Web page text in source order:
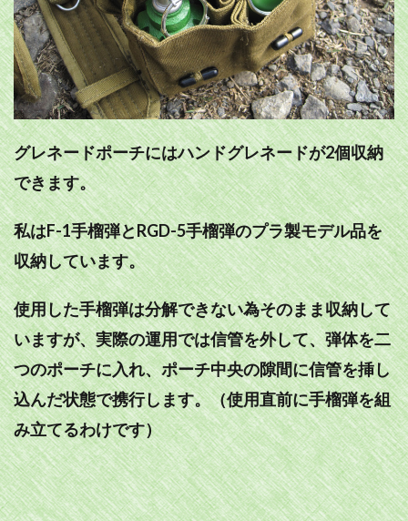
グレネードポーチにはハンドグレネードが2個収納
できます。
私はF-1手榴弾とRGD-5手榴弾のプラ製モデル品を
収納しています。
使用した手榴弾は分解できない為そのまま収納して
いますが、実際の運用では信管を外して、弾体を二
つのポーチに入れ、ポーチ中央の隙間に信管を挿し
込んだ状態で携行します。（使用直前に手榴弾を組
み立てるわけです）